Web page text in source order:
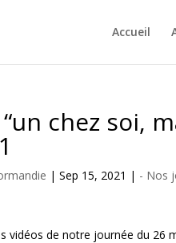
Accueil
chez soi,
|Sep 15, 2021 | - Nos
vidéos de notre journée du 26